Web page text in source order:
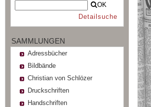
OK
Detailsuche
SAMMLUNGEN
Adressbücher
Bildbände
Christian von Schlözer
Druckschriften
Handschriften